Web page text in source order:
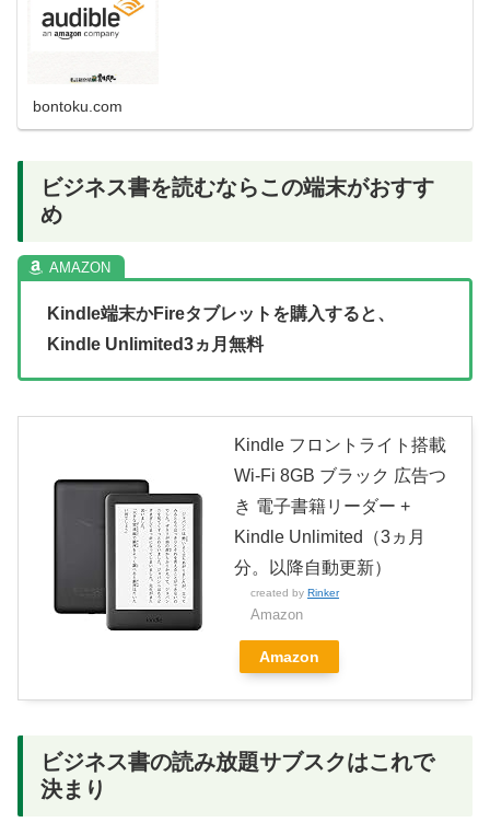
bontoku.com
ビジネス書を読むならこの端末がおすす
め
Kindle端末かFireタブレットを購入すると、
Kindle Unlimited3ヵ月無料
Kindle フロントライト搭載
Wi-Fi 8GB ブラック 広告つ
き 電子書籍リーダー +
Kindle Unlimited（3ヵ月
分。以降自動更新）
created by Rinker
Amazon
Amazon
ビジネス書の読み放題サブスクはこれで
決まり